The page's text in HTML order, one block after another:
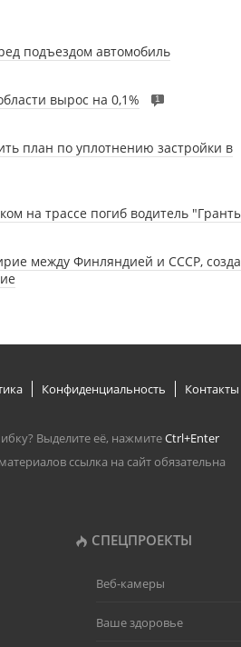
подъездом автомобиль
вырос на 0,1% 1
план по уплотнению застройки в
на трассе погиб водитель
между Финляндией и СССР,
Конфиденциальность Контакты
Выделите её, нажмитеCtrl+Enter
ссылка на сайт обязательна
СПЕЦПРОЕКТЫ
Веб-камеры
Ваше здоровье